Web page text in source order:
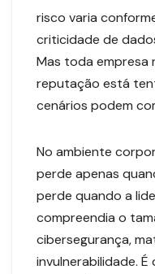
risco varia
criticidade de
Mas toda empresa
reputação está
cenários podem
No ambiente
perde apenas
perde quando a
compreendia o
cibersegurança,
invulnerabilidade.